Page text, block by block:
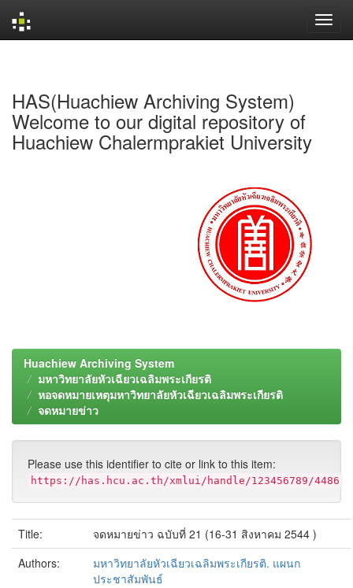
HAS(Huachiew Archiving System)
Welcome to our digital repository of
Huachiew Chalermprakiet University
Huachiew Archiving System
มหาวิทยาลัยหัวเฉียวเฉลิมพระเกียรติ
หอจดหมายเหตุมหาวิทยาลัยหัวเฉียวเฉลิมพระเกียรติ
จดหมายข่าว
Please use this identifier to cite or link to this item:
https://has.hcu.ac.th/xmlui/handle/123456789/4486
Title:
จดหมายข่าว ฉบับที่ 21 (16-31 สิงหาคม 2544 )
Authors:
มหาวิทยาลัยหัวเฉียวเฉลิมพระเกียรติ. แผนก
ประชาสัมพันธ์